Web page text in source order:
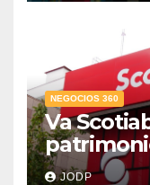
NEGOCIOS 360
Va
JODP